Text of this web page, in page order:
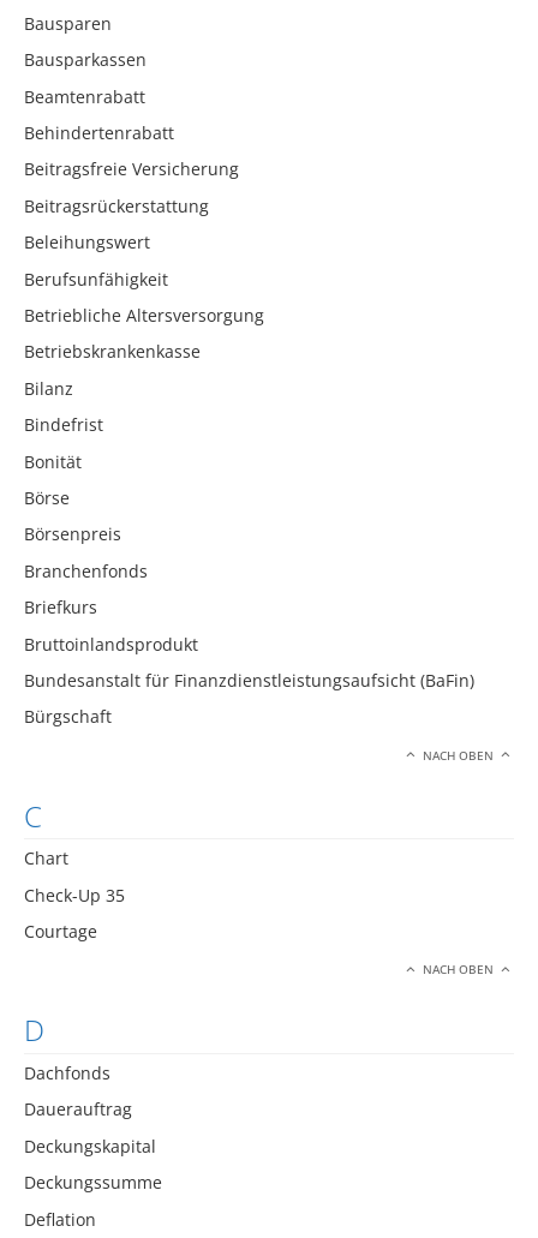
Bausparen
Bausparkassen
Beamtenrabatt
Behindertenrabatt
Beitragsfreie Versicherung
Beitragsrückerstattung
Beleihungswert
Berufsunfähigkeit
Betriebliche Altersversorgung
Betriebskrankenkasse
Bilanz
Bindefrist
Bonität
Börse
Börsenpreis
Branchenfonds
Briefkurs
Bruttoinlandsprodukt
Bundesanstalt für Finanzdienstleistungsaufsicht (BaFin)
Bürgschaft
NACH OBEN
C
Chart
Check-Up 35
Courtage
NACH OBEN
D
Dachfonds
Dauerauftrag
Deckungskapital
Deckungssumme
Deflation